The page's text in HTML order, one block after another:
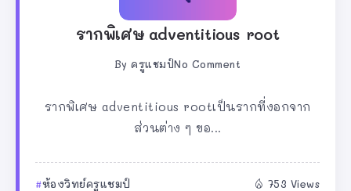
รากพิเศษ adventitious root
By ครูแชมป์No Comment
รากพิเศษ adventitious rootเป็นรากที่งอกจาก
ส่วนต่าง ๆ ขอ...
ห้องวิทย์ครูแชมป์ 753 Views